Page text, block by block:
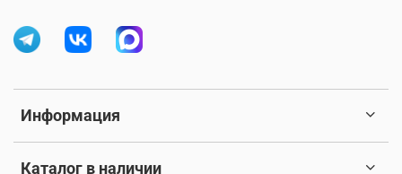
Информация
Каталог в наличии